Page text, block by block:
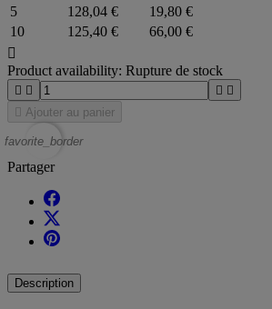
5
128,04 €
19,80 €
10
125,40 €
66,00 €

Product availability: Rupture de stock
   
Ajouter au panier
favorite_border
Partager
Description